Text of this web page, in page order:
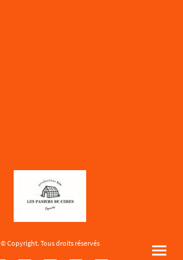
© Copyright. Tous droits réservés